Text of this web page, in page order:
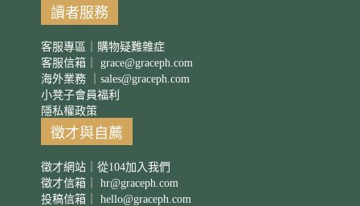
讀者服務
客服專區｜購物疑難雜症
客服信箱｜ grace@graceph.com
海外業務 ｜ sales@graceph.com
小凳子會員福利
隱私權政策
徵才與自薦
徵才網站｜從104加入我們
徵才信箱｜ hr@graceph.com
投稿信箱｜ hello@graceph.com